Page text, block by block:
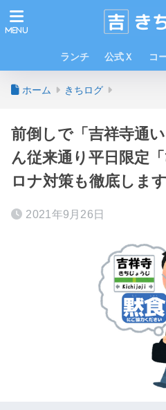
ランチ 公式Ｘ コ
ホーム きちログ
前倒しで「吉祥寺通
ん従来通り平日限定
ロナ対策も徹底します
2021年9月26日